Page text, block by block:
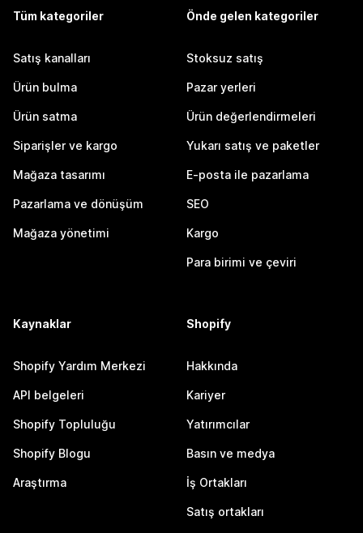
Tüm kategoriler
Satış kanalları
Ürün bulma
Ürün satma
Siparişler ve kargo
Mağaza tasarımı
Pazarlama ve dönüşüm
Mağaza yönetimi
Önde gelen kategoriler
Stoksuz satış
Pazar yerleri
Ürün değerlendirmeleri
Yukarı satış ve paketler
E-posta ile pazarlama
SEO
Kargo
Para birimi ve çeviri
Kaynaklar
Shopify Yardım Merkezi
API belgeleri
Shopify Topluluğu
Shopify Blogu
Araştırma
Shopify
Hakkında
Kariyer
Yatırımcılar
Basın ve medya
İş Ortakları
Satış ortakları